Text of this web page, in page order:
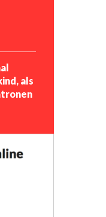
als